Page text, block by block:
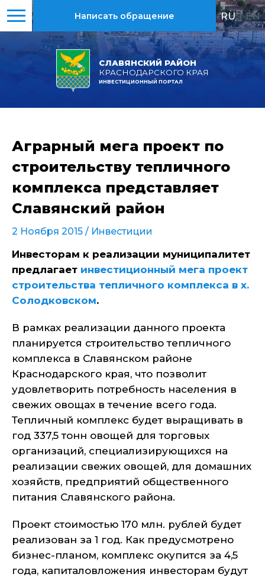
СЛАВЯНСКИЙ РАЙОН
КРАСНОДАРСКОГО КРАЯ
ИНВЕСТИЦИОННЫЙ ПОРТАЛ
Написать обращение RU | EN
Аграрный мега проект по
строительству тепличного
комплекса представляет
Славянский район
2 Ноября 2015 / Инвестиции
Инвесторам к реализации муниципалитет
предлагает инвестиционный мега проект
строительства тепличного комплекса в х.
Солодковском.
В рамках реализации данного проекта
планируется строительство тепличного
комплекса в Славянском районе
Краснодарского края, что позволит
удовлетворить потребность населения в
свежих овощах в течение всего года.
Тепличный комплекс будет выращивать в
год 337,5 тонн овощей для торговых
организаций, специализирующихся на
реализации свежих овощей, для домашних
хозяйств, предприятий общественного
питания Славянского района.
Проект стоимостью 170 млн. рублей будет
реализован за 1 год. Как предусмотрено
бизнес-планом, комплекс окупится за 4,5
года, капиталовложения инвесторам будут